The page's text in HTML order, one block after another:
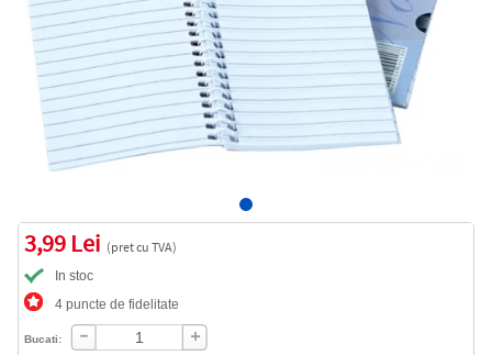
3,99 Lei (pret cu TVA)
In stoc
4 puncte de fidelitate
Bucati: